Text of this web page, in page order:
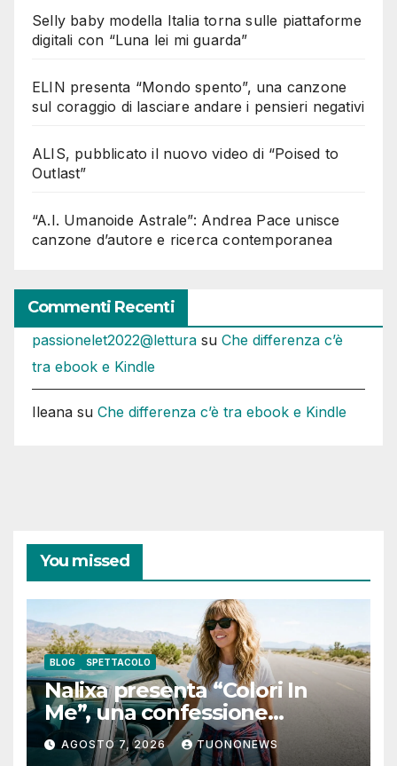
Selly baby modella Italia torna sulle piattaforme
digitali con “Luna lei mi guarda”
ELIN presenta “Mondo spento”, una canzone
sul coraggio di lasciare andare i pensieri negativi
ALIS, pubblicato il nuovo video di “Poised to
Outlast”
“A.I. Umanoide Astrale”: Andrea Pace unisce
canzone d’autore e ricerca contemporanea
Commenti Recenti
passionelet2022@lettura su Che differenza c’è
tra ebook e Kindle
Ileana su Che differenza c’è tra ebook e Kindle
You missed
BLOG SPETTACOLO
Nalixa presenta “Colori In
Me”, una confessione
notturna tra identità e libertà
AGOSTO 7, 2026 TUONONEWS